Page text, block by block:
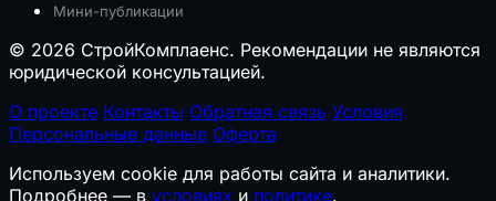
Мини-публикации
© 2026 СтройКомплаенс. Рекомендации не являются
юридической консультацией.
О проекте Контакты Обратная связь Условия
Персональные данные Оферта
Используем cookie для работы сайта и аналитики.
Подробнее — в условиях и политике.